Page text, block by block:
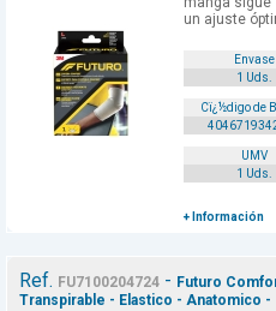
un ajuste
Envase
1 Uds.
Cï¿½digo de
UMV
1 Uds.
+ Información
Ref. FU7100204724- Futuro
Transpirable - Elastico - Anatomico